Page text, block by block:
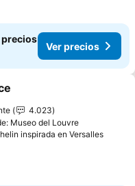
precios
Ver precios
a favoritos
4.023
Museo del Louvre
inspirada en VersallesVer